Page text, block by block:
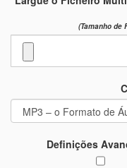
(Tamanho de
Definições